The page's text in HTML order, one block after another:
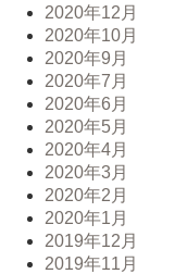
2020年12月
2020年10月
2020年9月
2020年7月
2020年6月
2020年5月
2020年4月
2020年3月
2020年2月
2020年1月
2019年12月
2019年11月